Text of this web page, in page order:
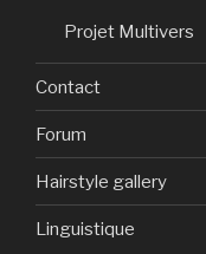
Projet Multivers
Contact
Forum
Hairstyle gallery
Linguistique